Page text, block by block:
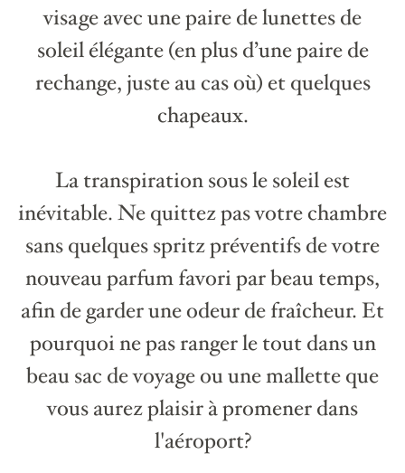
visage avec une paire de lunettes de
soleil élégante (en plus d’une paire de
rechange, juste au cas où) et quelques
chapeaux.
La transpiration sous le soleil est
inévitable. Ne quittez pas votre chambre
sans quelques spritz préventifs de votre
nouveau parfum favori par beau temps,
afin de garder une odeur de fraîcheur. Et
pourquoi ne pas ranger le tout dans un
beau sac de voyage ou une mallette que
vous aurez plaisir à promener dans
l'aéroport?